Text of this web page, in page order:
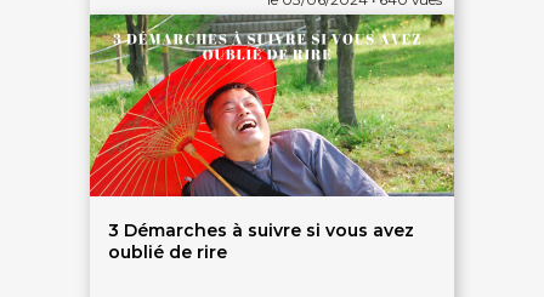
3 Démarches à suivre si vous avez
oublié de rire
SERVICE CLIENTS LeBienEtre.fr
Email Par ici... ;-)
Tél 03 20 14 99 99
Notre service client est ouvert du lundi au vendredi
de 9h à 12h30 et de 14h à 18h
DEVENIR PARTENAIRE
Témoignages partenaires